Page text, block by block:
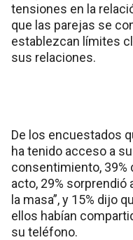
tensiones en la
que las parejas se
establezcan límites
sus relaciones.
De los encuestados
ha tenido acceso a
consentimiento, 39%
acto, 29% sorprendió
la masa”, y 15% dijo
ellos habían
su teléfono.